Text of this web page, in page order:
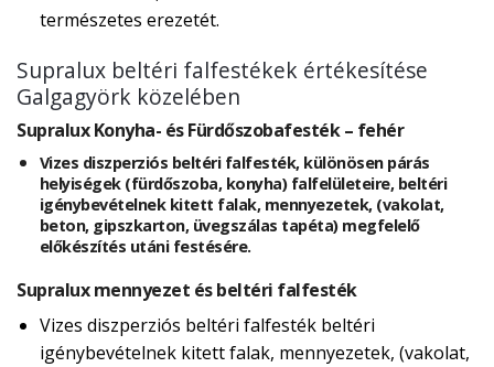
természetes erezetét.
Supralux beltéri falfestékek értékesítése
Galgagyörk közelében
Supralux Konyha- és Fürdőszobafesték – fehér
Vizes diszperziós beltéri falfesték, különösen párás
helyiségek (fürdőszoba, konyha) falfelületeire, beltéri
igénybevételnek kitett falak, mennyezetek, (vakolat,
beton, gipszkarton, üvegszálas tapéta) megfelelő
előkészítés utáni festésére.
Supralux mennyezet és beltéri falfesték
Vizes diszperziós beltéri falfesték beltéri
igénybevételnek kitett falak, mennyezetek, (vakolat,